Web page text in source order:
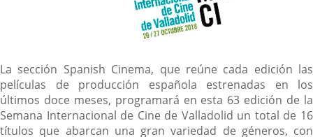
Descripción
La sección Spanish Cinema, que reúne cada edición las
películas de producción española estrenadas en los
últimos doce meses, programará en esta 63 edición de la
Semana Internacional de Cine de Valladolid un total de 16
títulos que abarcan una gran variedad de géneros, con